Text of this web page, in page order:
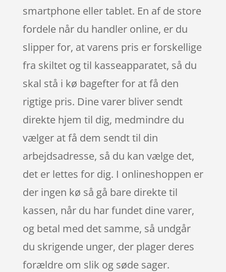
smartphone eller tablet. En af de store
fordele når du handler online, er du
slipper for, at varens pris er forskellige
fra skiltet og til kasseapparatet, så du
skal stå i kø bagefter for at få den
rigtige pris. Dine varer bliver sendt
direkte hjem til dig, medmindre du
vælger at få dem sendt til din
arbejdsadresse, så du kan vælge det,
det er lettes for dig. I onlineshoppen er
der ingen kø så gå bare direkte til
kassen, når du har fundet dine varer,
og betal med det samme, så undgår
du skrigende unger, der plager deres
forældre om slik og søde sager.